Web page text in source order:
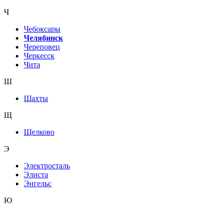
Ч
Чебоксары
Челябинск
Череповец
Черкесск
Чита
Ш
Шахты
Щ
Щелково
Э
Электросталь
Элиста
Энгельс
Ю